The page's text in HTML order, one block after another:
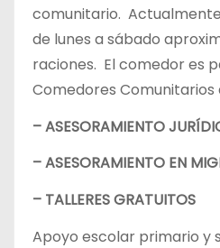
comunitario.
de lunes a sábado
raciones. El comedor es
Comedores Comunitarios
– ASESORAMIENTO
– ASESORAMIENTO EN
– TALLERES GRATUITOS
Apoyo escolar primario y